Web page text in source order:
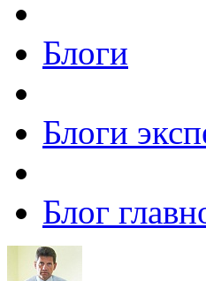
Блоги
Блоги
Блог